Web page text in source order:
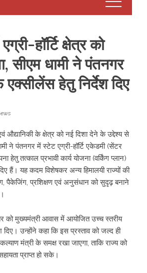
हॉर्टि क्षेत्र को
सीएम धामी ने पंतनगर
हेतु निर्देश दिए
औद्यानिकी के क्षेत्र को नई दिशा देने के उद्देश्य से
ने पंतनगर में स्टेट एग्री-हॉर्टि एकेडमी (सेंटर
हेतु तत्काल प्रभावी कार्य योजना (वर्किंग प्लान)
हैं। यह कदम विशेषकर अन्य हिमालयी राज्यों की
पैकेजिंग, प्रशिक्षण एवं अनुसंधान को सुदृढ़ बनाने
को मुख्यमंत्री आवास में आयोजित उच्च स्तरीय
दिए। उन्होंने कहा कि इस प्रस्ताव को जल्द ही
मंत्री के समक्ष रखा जाएगा, ताकि राज्य को
प्राप्त हो सके।